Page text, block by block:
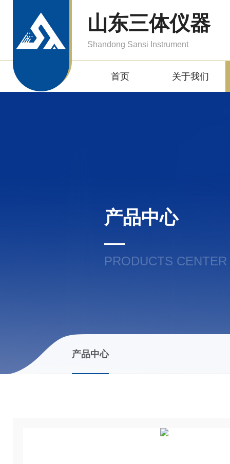
山东三体仪器
Shandong Sansi Instrument
首页 关于我们
产品中心
PRODUCTS CENTER
产品中心